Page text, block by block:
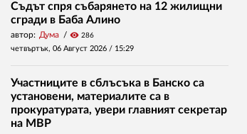
Съдът спря събарянето на 12 жилищни
сгради в Баба Алино
автор: Дума visibility 286
четвъртък, 06 Август 2026 / 15:29
Участниците в сблъсъка в Банско са
установени, материалите са в
прокуратурата, увери главният секретар
на МВР